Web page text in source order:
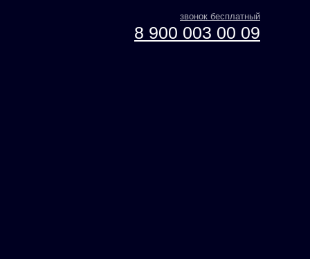
8 900 003 00 09
звонок бесплатный